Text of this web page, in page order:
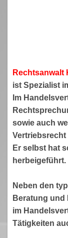
Rechtsanwalt
ist Spezialist
Im
sowie auch
Vertriebsrecht
Er selbst hat
herbeigeführt.
Neben den
Beratung
im
Tätigkeiten